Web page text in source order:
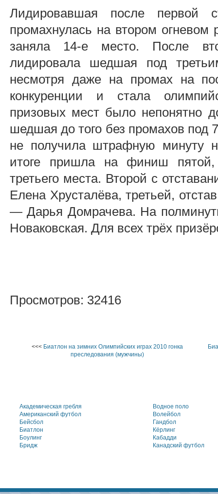
Лидировавшая после первой
промахнулась на втором огневом
заняла 14-е место. После
лидировала шедшая под
несмотря даже на промах на
конкуренции и стала
призовых мест было непонятно
шедшая до того без промахов под
не получила штрафную минуту
итоге пришла на финиш пятой,
третьего места. Второй с
Елена Хрусталёва, третьей,
— Дарья Домрачева. На
Новаковская. Для всех трёх
Просмотров: 32416
<<< Биатлон на зимних Олимпийских играх 2010 гонка
преследования (мужчины)
Академическая гребля
Американский футбол
Бейсбол
Биатлон
Боулинг
Бридж
Водное поло
Волейбол
Гандбол
Кёрлинг
Кабадди
Канадский футбол